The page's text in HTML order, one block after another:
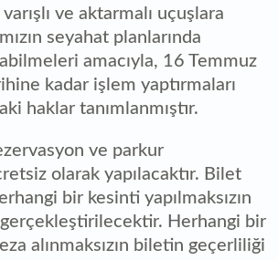
ve aktarmalı uçuşlara
seyahat planlarında
amacıyla, 16 Temmuz
kadar işlem yaptırmaları
haklar tanımlanmıştır.
ve parkur
olarak yapılacaktır. Bilet
bir kesinti yapılmaksızın
Herhangi bir
alınmaksızın biletin geçerliliği